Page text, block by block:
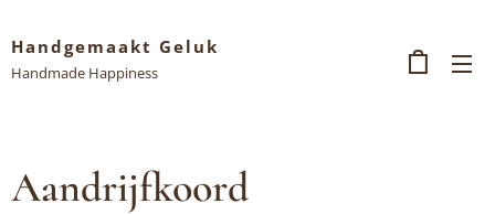
Handgemaakt Geluk
Handmade Happiness
Aandrijfkoord